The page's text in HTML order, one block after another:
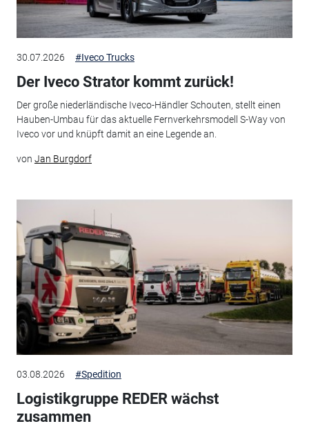
30.07.2026 #Iveco Trucks
Der Iveco Strator kommt zurück!
Der große niederländische Iveco-Händler Schouten, stellt einen
Hauben-Umbau für das aktuelle Fernverkehrsmodell S-Way von
Iveco vor und knüpft damit an eine Legende an.
von Jan Burgdorf
03.08.2026 #Spedition
Logistikgruppe REDER wächst
zusammen